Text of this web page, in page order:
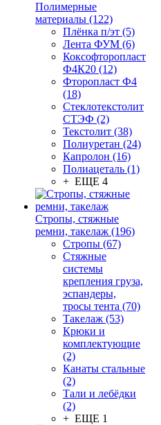
Полимерные
материалы (122)
Плёнка п/эт (5)
Лента ФУМ (6)
Коксофторопласт
Ф4К20 (12)
Фторопласт Ф4
(18)
Стеклотекстолит
СТЭФ (2)
Текстолит (38)
Полиуретан (24)
Капролон (16)
Полиацеталь (1)
+ ЕЩЕ 4
Стропы, стяжные
ремни, такелаж (196)
Стропы (67)
Стяжные
системы
крепления груза,
эспандеры,
тросы тента (70)
Такелаж (53)
Крюки и
комплектующие
(2)
Канаты стальные
(2)
Тали и лебёдки
(2)
+ ЕЩЕ 1